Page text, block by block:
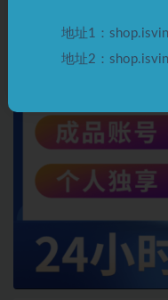
地址1：
地址2：